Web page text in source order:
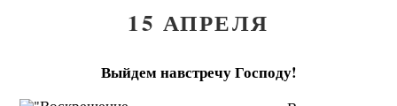
15 АПРЕЛЯ
Выйдем навстречу Господу!